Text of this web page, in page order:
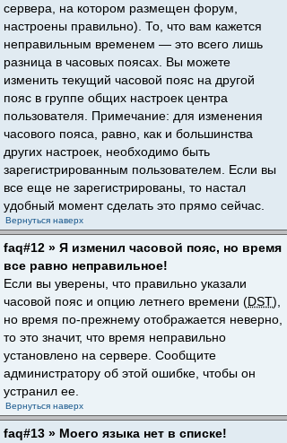
сервера, на котором размещен форум,
настроены правильно). То, что вам кажется
неправильным временем — это всего лишь
разница в часовых поясах. Вы можете
изменить текущий часовой пояс на другой
пояс в группе общих настроек центра
пользователя. Примечание: для изменения
часового пояса, равно, как и большинства
других настроек, необходимо быть
зарегистрированным пользователем. Если вы
все еще не зарегистрированы, то настал
удобный момент сделать это прямо сейчас.
Вернуться наверх
faq#12 » Я изменил часовой пояс, но время
все равно неправильное!
Если вы уверены, что правильно указали
часовой пояс и опцию летнего времени (DST),
но время по-прежнему отображается неверно,
то это значит, что время неправильно
установлено на сервере. Сообщите
администратору об этой ошибке, чтобы он
устранил ее.
Вернуться наверх
faq#13 » Моего языка нет в списке!